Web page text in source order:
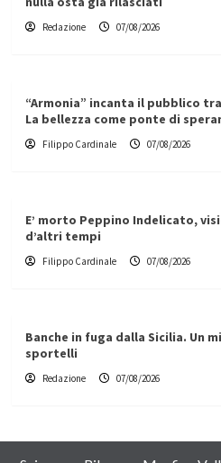
Redazione 07/08/2026
“Armonia” incanta il pubblico
La bellezza come ponte di
Filippo Cardinale 07/08/2026
E’ morto Peppino Indelicato,
d’altri tempi
Filippo Cardinale 07/08/2026
Banche in fuga dalla Sicilia. Un
sportelli
Redazione 07/08/2026